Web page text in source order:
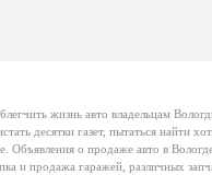
жизнь авто владельцам
десятки газет, пытаться найти
Объявления о продаже авто в
и продажа гаражей, различных